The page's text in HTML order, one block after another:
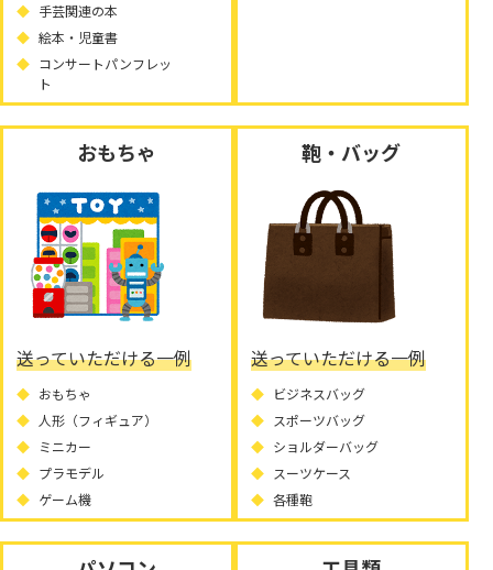
手芸関連の本
絵本・児童書
コンサートパンフレッ
ト
おもちゃ
送っていただける一例
おもちゃ
人形（フィギュア）
ミニカー
プラモデル
ゲーム機
鞄・バッグ
送っていただける一例
ビジネスバッグ
スポーツバッグ
ショルダーバッグ
スーツケース
各種鞄